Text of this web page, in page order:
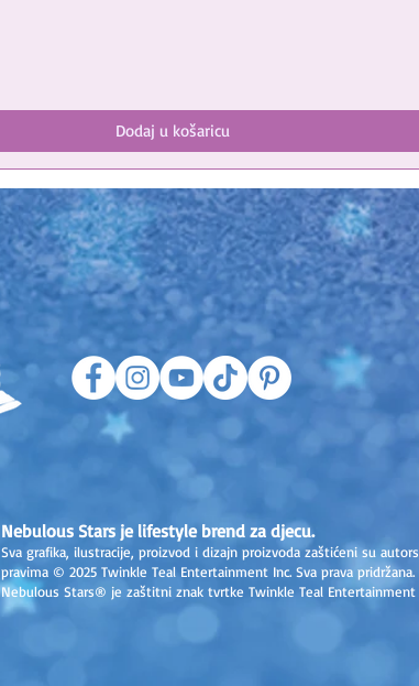
Dodaj u košaricu
Nebulous Stars je lifestyle brend za djecu.
Sva grafika, ilustracije, proizvod i dizajn proizvoda zaštićeni su
pravima © 2025 Twinkle Teal Entertainment Inc. Sva prava pridržana.
Nebulous Stars® je zaštitni znak tvrtke Twinkle Teal Entertainment